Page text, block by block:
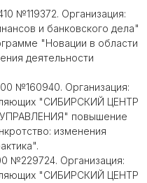
№119372. Организация:
и банковского дела"
"Новации в области
деятельности
№160940. Организация:
"СИБИРСКИЙ ЦЕНТР
повышение
изменения
№229724. Организация:
"СИБИРСКИЙ ЦЕНТР